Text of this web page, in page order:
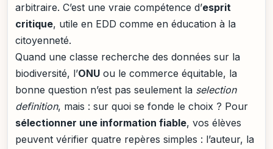
arbitraire. C’est une vraie compétence d’esprit
critique, utile en EDD comme en éducation à la
citoyenneté.
Quand une classe recherche des données sur la
biodiversité, l’ONU ou le commerce équitable, la
bonne question n’est pas seulement la selection
definition, mais : sur quoi se fonde le choix ? Pour
sélectionner une information fiable, vos élèves
peuvent vérifier quatre repères simples : l’auteur, la